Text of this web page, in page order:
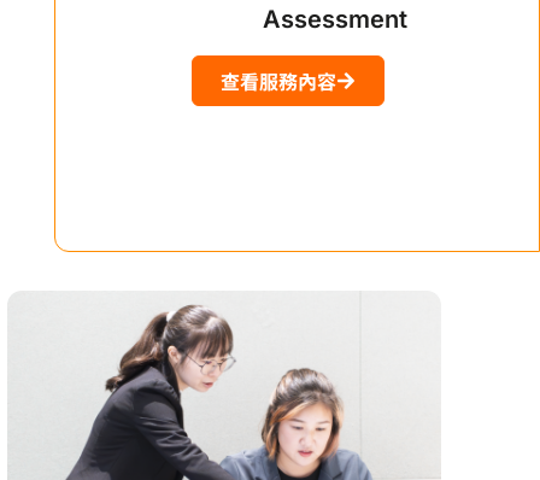
Assessment
查看服務內容